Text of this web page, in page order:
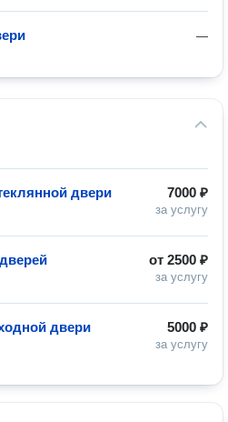
—
7000 ₽
за услугу
двери
от 2500 ₽
за услугу
5000 ₽
за услугу
двери